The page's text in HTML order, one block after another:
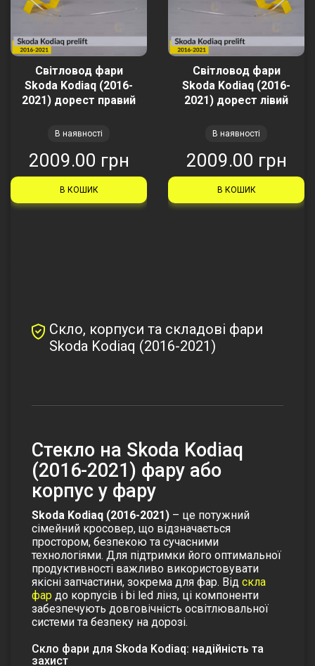
Світловод фари
Skoda Kodiaq (2016-
2021) дорест правий
В наявності
2009.00 грн
В КОШИК
Світловод фари
Skoda Kodiaq (2016-
2021) дорест лівий
В наявності
2009.00 грн
В КОШИК
Скло, корпуси та складові фари
Skoda Kodiaq (2016-2021)
Cтекло на Skoda Kodiaq
(2016-2021) фару або
корпус у фару
Skoda Kodiaq (2016-2021) – це потужний
сімейний кросовер, що відзначається
простором, безпекою та сучасними
технологіями. Для підтримки його оптимальної
продуктивності важливо використовувати
якісні запчастини, зокрема для фар. Від скла
фар до корпусів і bi led лінз, ці компоненти
забезпечують довговічність освітлювальної
системи та безпеку на дорозі.
Скло фари для Skoda Kodiaq: надійність та
захист